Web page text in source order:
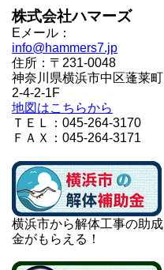
株式会社ハマーズ
Eメール：
info@hammers7.jp
住所：〒231-0048
神奈川県横浜市中区蓬莱町
2-4-2-1F
地図はこちらから
ＴＥＬ：045-264-3170
ＦＡＸ：045-264-3171
横浜市から解体工事の助成
金がもらえる！